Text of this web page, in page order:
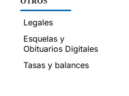
Legales
Esquelas y
Obituarios Digitales
Tasas y balances